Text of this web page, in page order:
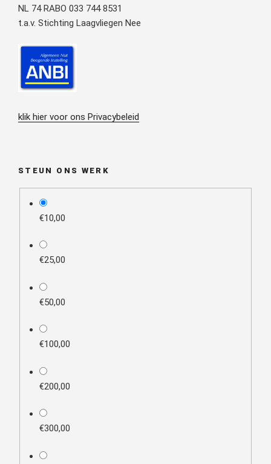
NL 74 RABO 033 744 8531
t.a.v. Stichting Laagvliegen Nee
klik hier voor ons Privacybeleid
STEUN ONS WERK
plan_select
€10,00
€25,00
€50,00
€100,00
€200,00
€300,00